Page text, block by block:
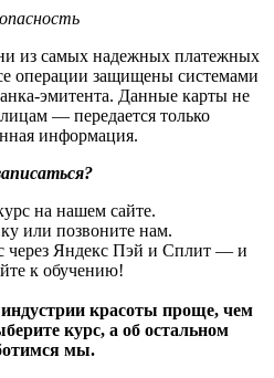
из самых надежных платежных
операции защищены системами
эмитента. Данные карты не
— передается только
информация.
на нашем сайте.
или позвоните нам.
через Яндекс Пэй и Сплит — и
к обучению!
красоты проще, чем
курс, а об остальном
мы.